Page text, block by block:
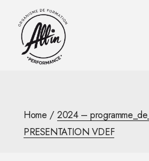
content
Home
2024 –
PRESENTATION VDEF